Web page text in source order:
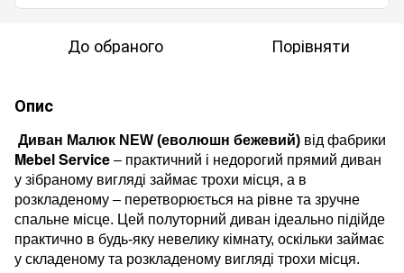
До обраного Порівняти
Опис
Диван Малюк NEW (еволюшн бежевий) від фабрики
Mebel Service – практичний і недорогий прямий диван
у зібраному вигляді займає трохи місця, а в
розкладеному – перетворюється на рівне та зручне
спальне місце. Цей полуторний диван ідеально підійде
практично в будь-яку невелику кімнату, оскільки займає
у складеному та розкладеному вигляді трохи місця.